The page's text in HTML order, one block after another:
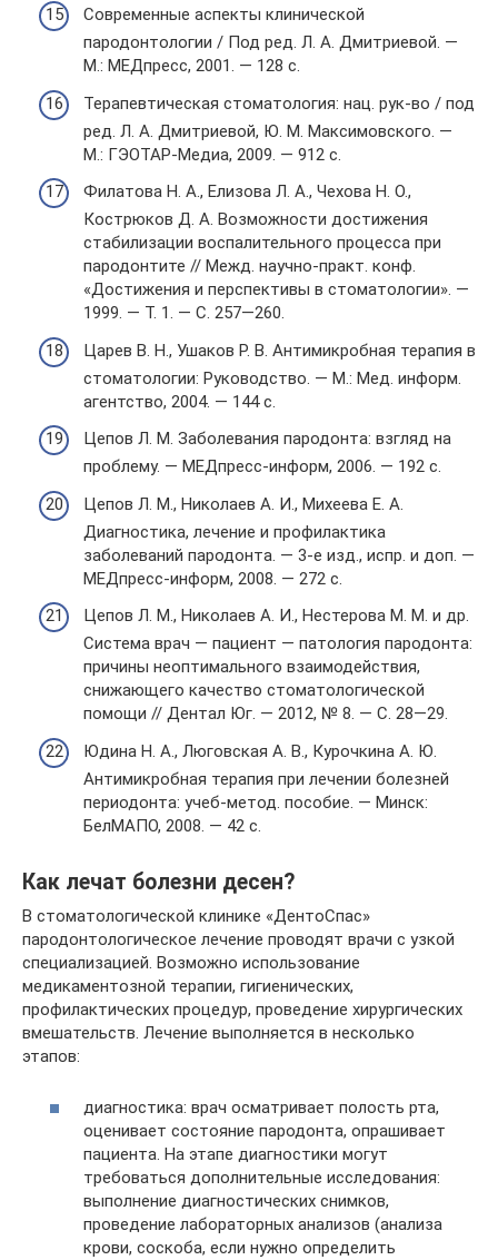
Современные аспекты клинической
пародонтологии / Под ред. Л. А. Дмитриевой. —
М.: МЕДпресс, 2001. — 128 с.
Терапевтическая стоматология: нац. рук-во / под
ред. Л. А. Дмитриевой, Ю. М. Максимовского. —
М.: ГЭОТАР-Медиа, 2009. — 912 с.
Филатова Н. А., Елизова Л. А., Чехова Н. О.,
Кострюков Д. А. Возможности достижения
стабилизации воспалительного процесса при
пародонтите // Межд. научно-практ. конф.
«Достижения и перспективы в стоматологии». —
1999. — Т. 1. — С. 257—260.
Царев В. Н., Ушаков Р. В. Антимикробная терапия в
стоматологии: Руководство. — М.: Мед. информ.
агентство, 2004. — 144 с.
Цепов Л. М. Заболевания пародонта: взгляд на
проблему. — МЕДпресс-информ, 2006. — 192 с.
Цепов Л. М., Николаев А. И., Михеева Е. А.
Диагностика, лечение и профилактика
заболеваний пародонта. — 3-е изд., испр. и доп. —
МЕДпресс-информ, 2008. — 272 с.
Цепов Л. М., Николаев А. И., Нестерова М. М. и др.
Система врач — пациент — патология пародонта:
причины неоптимального взаимодействия,
снижающего качество стоматологической
помощи // Дентал Юг. — 2012, № 8. — С. 28—29.
Юдина Н. А., Люговская А. В., Курочкина А. Ю.
Антимикробная терапия при лечении болезней
периодонта: учеб-метод. пособие. — Минск:
БелМАПО, 2008. — 42 с.
Как лечат болезни десен?
В стоматологической клинике «ДентоСпас»
пародонтологическое лечение проводят врачи с узкой
специализацией. Возможно использование
медикаментозной терапии, гигиенических,
профилактических процедур, проведение хирургических
вмешательств. Лечение выполняется в несколько
этапов:
диагностика: врач осматривает полость рта,
оценивает состояние пародонта, опрашивает
пациента. На этапе диагностики могут
требоваться дополнительные исследования:
выполнение диагностических снимков,
проведение лабораторных анализов (анализа
крови, соскоба, если нужно определить